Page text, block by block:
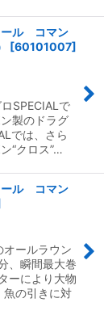
ール コマン
[60101007]
SPECIALで
製のドラグ
では、さら
“クロス”…
ール コマン
ールラウン
、瞬間最大巻
ーにより大物
魚の引きに対